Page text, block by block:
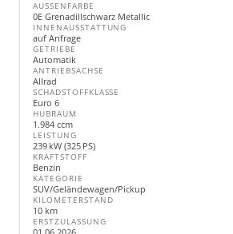
AUSSENFARBE
0E Grenadillschwarz Metallic
INNENAUSSTATTUNG
auf Anfrage
GETRIEBE
Automatik
ANTRIEBSACHSE
Allrad
SCHADSTOFFKLASSE
Euro 6
HUBRAUM
1.984 ccm
LEISTUNG
239 kW (325 PS)
KRAFTSTOFF
Benzin
KATEGORIE
SUV/Geländewagen/Pickup
KILOMETERSTAND
10 km
ERSTZULASSUNG